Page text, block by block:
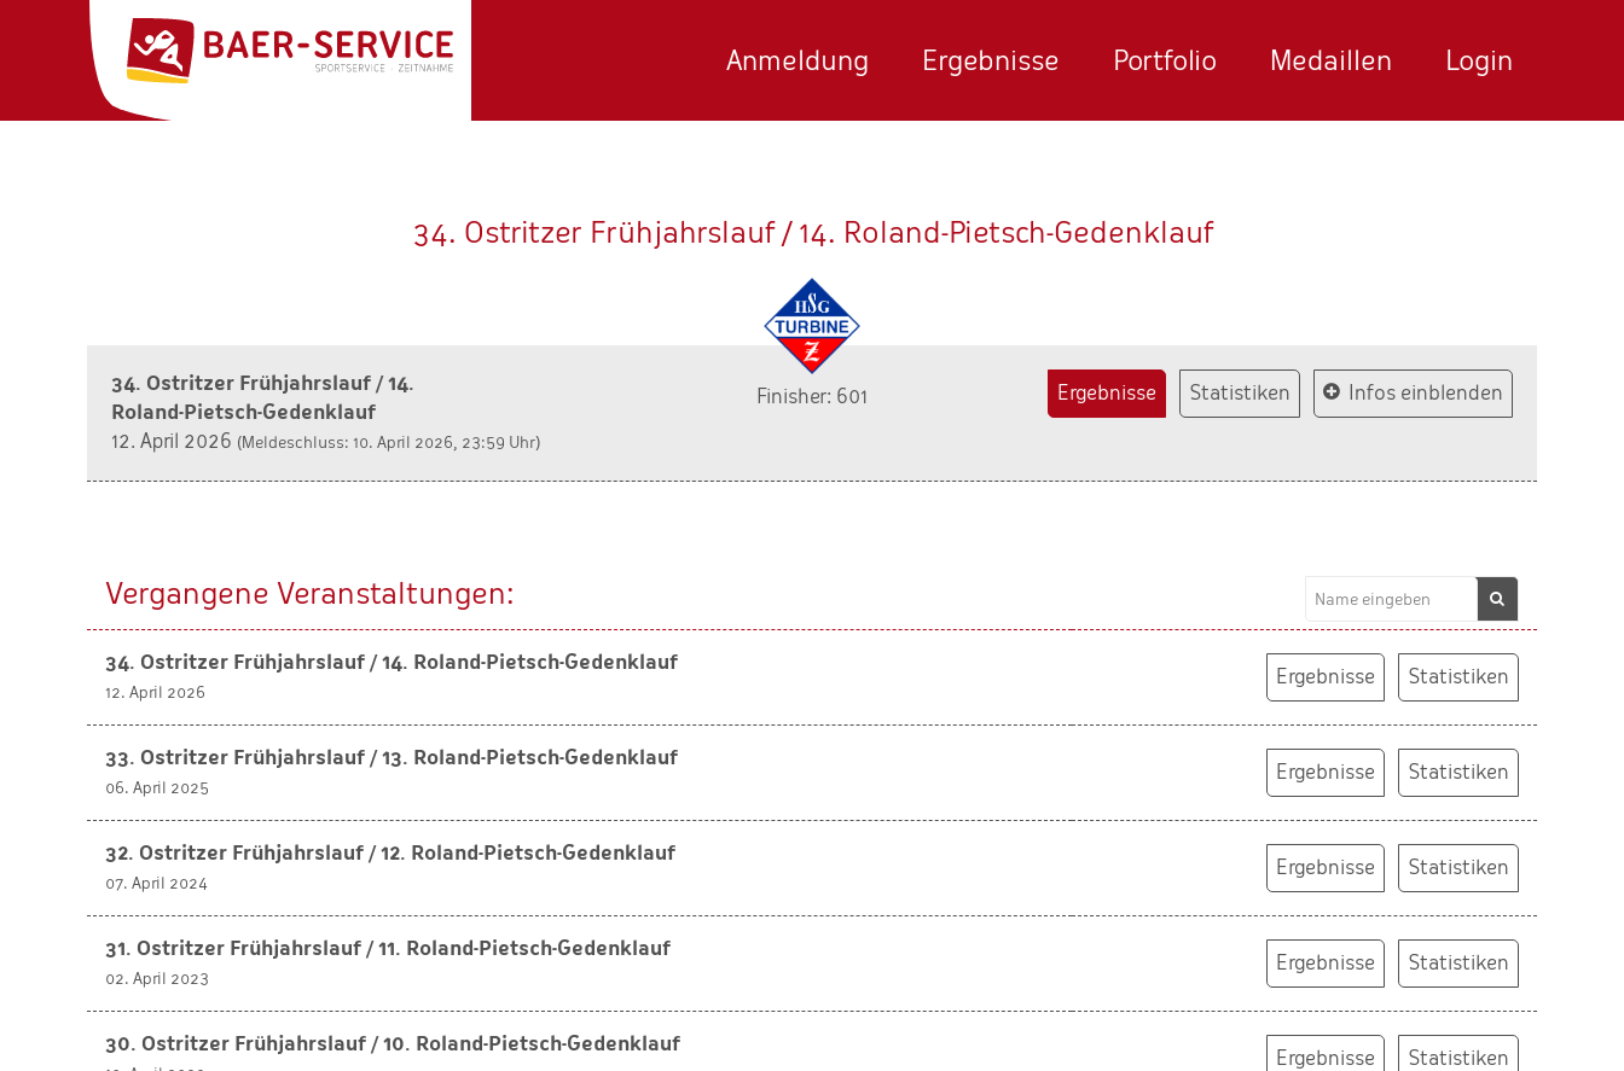
Anmeldung Ergebnisse Portfolio Medaillen Login
34. Ostritzer Frühjahrslauf / 14. Roland-Pietsch-Gedenklauf
Finisher: 601
34. Ostritzer Frühjahrslauf / 14.
Roland-Pietsch-Gedenklauf
12. April 2026 (Meldeschluss: 10. April 2026, 23:59 Uhr)
Ergebnisse Statistiken Infos einblenden
Vergangene Veranstaltungen:
34. Ostritzer Frühjahrslauf / 14. Roland-Pietsch-Gedenklauf
12. April 2026
Ergebnisse Statistiken
33. Ostritzer Frühjahrslauf / 13. Roland-Pietsch-Gedenklauf
06. April 2025
Ergebnisse Statistiken
32. Ostritzer Frühjahrslauf / 12. Roland-Pietsch-Gedenklauf
07. April 2024
Ergebnisse Statistiken
31. Ostritzer Frühjahrslauf / 11. Roland-Pietsch-Gedenklauf
02. April 2023
Ergebnisse Statistiken
30. Ostritzer Frühjahrslauf / 10. Roland-Pietsch-Gedenklauf
Ergebnisse Statistiken